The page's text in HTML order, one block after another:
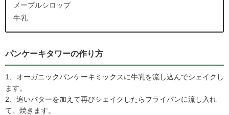
メープルシロップ
牛乳
パンケーキタワーの作り方
1、オーガニックパンケーキミックスに牛乳を流し込んでシェイクし
ます。
2、追いバターを加えて再びシェイクしたらフライパンに流し入れ
て、焼きます。